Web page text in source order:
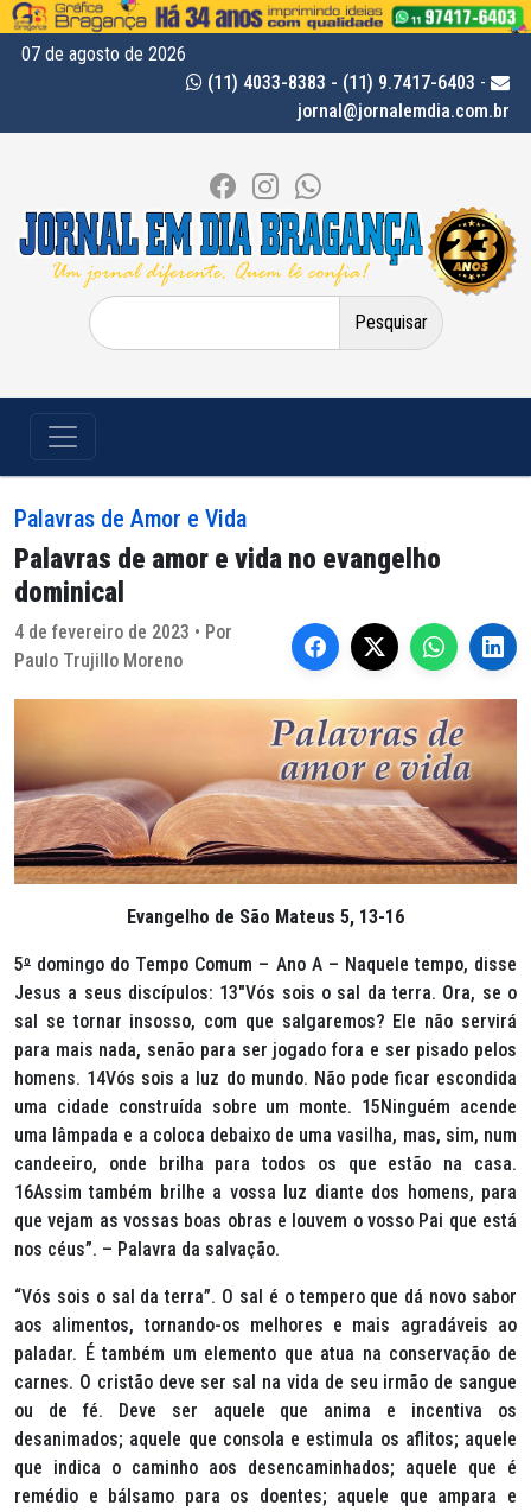
07 de agosto de 2026
(11) 4033-8383 - (11) 9.7417-6403 -
jornal@jornalemdia.com.br
Pesquisar
por:
Palavras de Amor e Vida
Palavras de amor e vida no evangelho
dominical
4 de fevereiro de 2023 • Por
Paulo Trujillo Moreno
Evangelho de São Mateus 5, 13-16
5º domingo do Tempo Comum – Ano A – Naquele tempo, disse
Jesus a seus discípulos: 13″Vós sois o sal da terra. Ora, se o
sal se tornar insosso, com que salgaremos? Ele não servirá
para mais nada, senão para ser jogado fora e ser pisado pelos
homens. 14Vós sois a luz do mundo. Não pode ficar escondida
uma cidade construída sobre um monte. 15Ninguém acende
uma lâmpada e a coloca debaixo de uma vasilha, mas, sim, num
candeeiro, onde brilha para todos os que estão na casa.
16Assim também brilhe a vossa luz diante dos homens, para
que vejam as vossas boas obras e louvem o vosso Pai que está
nos céus”. – Palavra da salvação.
“Vós sois o sal da terra”. O sal é o tempero que dá novo sabor
aos alimentos, tornando-os melhores e mais agradáveis ao
paladar. É também um elemento que atua na conservação de
carnes. O cristão deve ser sal na vida de seu irmão de sangue
ou de fé. Deve ser aquele que anima e incentiva os
desanimados; aquele que consola e estimula os aflitos; aquele
que indica o caminho aos desencaminhados; aquele que é
remédio e bálsamo para os doentes; aquele que ampara e